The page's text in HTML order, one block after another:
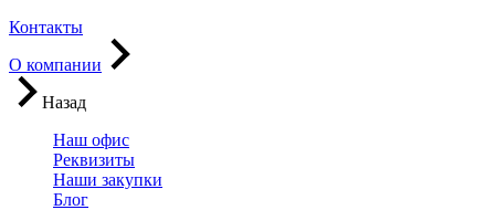
Контакты
О компании
Назад
Наш офис
Реквизиты
Наши закупки
Блог